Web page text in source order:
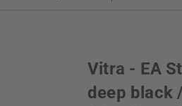
Vitra - EA
deep black